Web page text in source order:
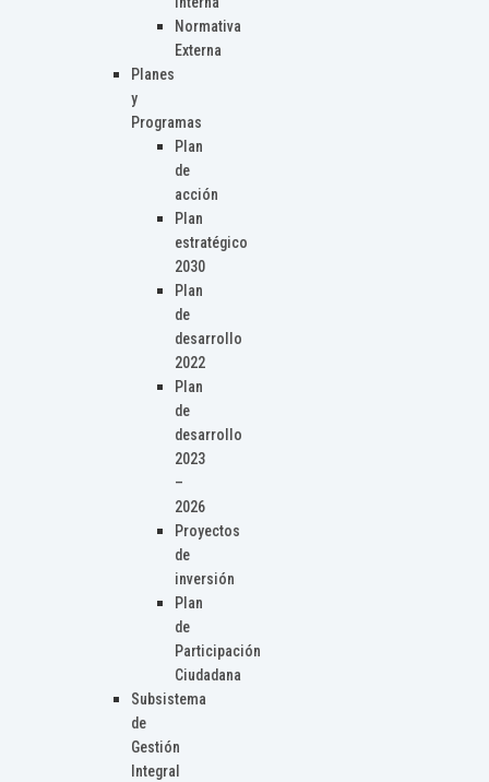
Normativa
Externa
Planes
y
Programas
Plan
de
acción
Plan
estratégico
2030
Plan
de
desarrollo
2022
Plan
de
desarrollo
2023
–
2026
Proyectos
de
inversión
Plan
de
Participación
Ciudadana
Subsistema
de
Gestión
Integral